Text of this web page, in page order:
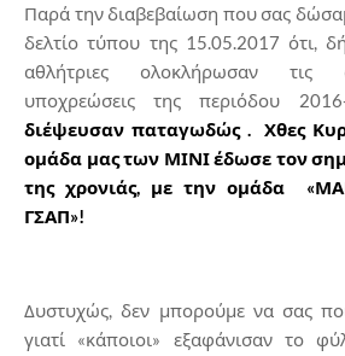
Παρά την διαβεβαίωση που σας
δελτίο τύπου της 15.05.2017 ότι,
αθλήτριες ολοκλήρωσαν τις
υποχρεώσεις της περιόδου
διέψευσαν παταγωδώς . Χθες
ομάδα μας των ΜΙΝΙ έδωσε τον
της χρονιάς, με την ομάδα
ΓΣΑΠ»!
Δυστυχώς, δεν μπορούμε να σας
γιατί «κάποιοι» εξαφάνισαν το